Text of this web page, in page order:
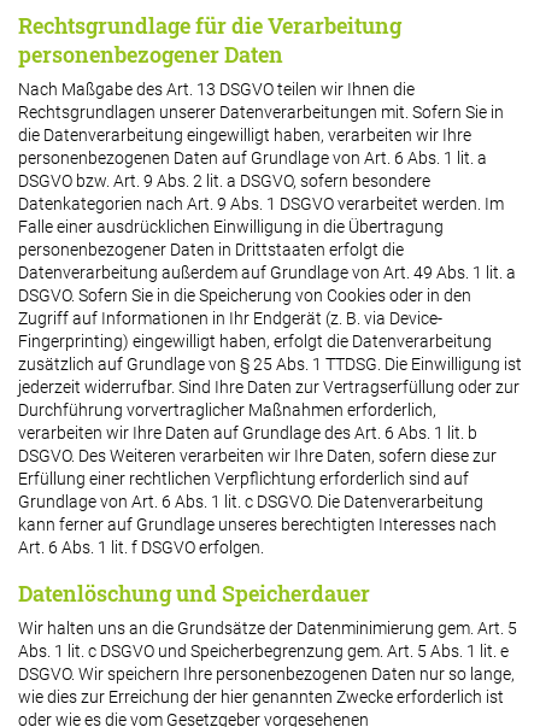
Rechtsgrundlage für die Verarbeitung
personenbezogener Daten
Nach Maßgabe des Art. 13 DSGVO teilen wir Ihnen die
Rechtsgrundlagen unserer Datenverarbeitungen mit. Sofern Sie in
die Datenverarbeitung eingewilligt haben, verarbeiten wir Ihre
personenbezogenen Daten auf Grundlage von Art. 6 Abs. 1 lit. a
DSGVO bzw. Art. 9 Abs. 2 lit. a DSGVO, sofern besondere
Datenkategorien nach Art. 9 Abs. 1 DSGVO verarbeitet werden. Im
Falle einer ausdrücklichen Einwilligung in die Übertragung
personenbezogener Daten in Drittstaaten erfolgt die
Datenverarbeitung außerdem auf Grundlage von Art. 49 Abs. 1 lit. a
DSGVO. Sofern Sie in die Speicherung von Cookies oder in den
Zugriff auf Informationen in Ihr Endgerät (z. B. via Device-
Fingerprinting) eingewilligt haben, erfolgt die Datenverarbeitung
zusätzlich auf Grundlage von § 25 Abs. 1 TTDSG. Die Einwilligung ist
jederzeit widerrufbar. Sind Ihre Daten zur Vertragserfüllung oder zur
Durchführung vorvertraglicher Maßnahmen erforderlich,
verarbeiten wir Ihre Daten auf Grundlage des Art. 6 Abs. 1 lit. b
DSGVO. Des Weiteren verarbeiten wir Ihre Daten, sofern diese zur
Erfüllung einer rechtlichen Verpflichtung erforderlich sind auf
Grundlage von Art. 6 Abs. 1 lit. c DSGVO. Die Datenverarbeitung
kann ferner auf Grundlage unseres berechtigten Interesses nach
Art. 6 Abs. 1 lit. f DSGVO erfolgen.
Datenlöschung und Speicherdauer
Wir halten uns an die Grundsätze der Datenminimierung gem. Art. 5
Abs. 1 lit. c DSGVO und Speicherbegrenzung gem. Art. 5 Abs. 1 lit. e
DSGVO. Wir speichern Ihre personenbezogenen Daten nur so lange,
wie dies zur Erreichung der hier genannten Zwecke erforderlich ist
oder wie es die vom Gesetzgeber vorgesehenen